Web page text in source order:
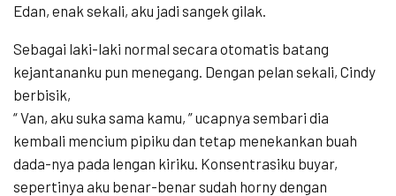
Edan, enak sekali, aku jadi sangek gilak.
Sebagai laki-laki normal secara otomatis batang
kejantananku pun menegang. Dengan pelan sekali, Cindy
berbisik,
“ Van, aku suka sama kamu, ” ucapnya sembari dia
kembali mencium pipiku dan tetap menekankan buah
dada-nya pada lengan kiriku. Konsentrasiku buyar,
sepertinya aku benar-benar sudah horny dengan